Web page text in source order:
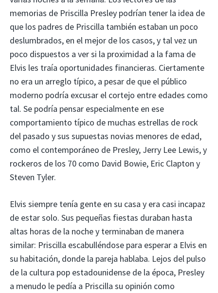
memorias de Priscilla Presley podrían tener la idea de
que los padres de Priscilla también estaban un poco
deslumbrados, en el mejor de los casos, y tal vez un
poco dispuestos a ver si la proximidad a la fama de
Elvis les traía oportunidades financieras. Ciertamente
no era un arreglo típico, a pesar de que el público
moderno podría excusar el cortejo entre edades como
tal. Se podría pensar especialmente en ese
comportamiento típico de muchas estrellas de rock
del pasado y sus supuestas novias menores de edad,
como el contemporáneo de Presley, Jerry Lee Lewis, y
rockeros de los 70 como David Bowie, Eric Clapton y
Steven Tyler.
Elvis siempre tenía gente en su casa y era casi incapaz
de estar solo. Sus pequeñas fiestas duraban hasta
altas horas de la noche y terminaban de manera
similar: Priscilla escabulléndose para esperar a Elvis en
su habitación, donde la pareja hablaba. Lejos del pulso
de la cultura pop estadounidense de la época, Presley
a menudo le pedía a Priscilla su opinión como